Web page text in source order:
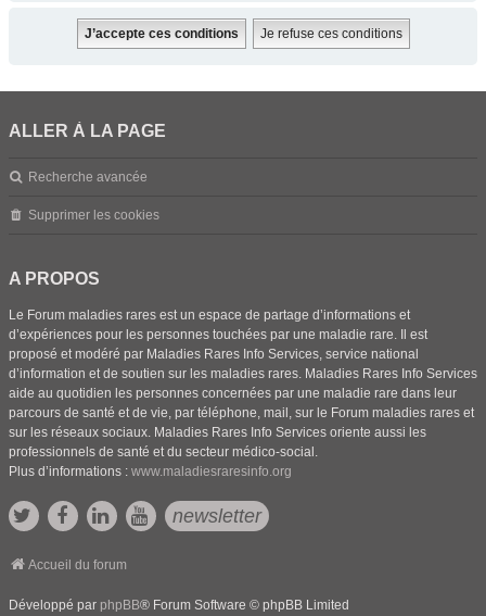
ALLER À LA PAGE
Recherche avancée
Supprimer les cookies
A PROPOS
Le Forum maladies rares est un espace de partage d’informations et
d’expériences pour les personnes touchées par une maladie rare. Il est
proposé et modéré par Maladies Rares Info Services, service national
d’information et de soutien sur les maladies rares. Maladies Rares Info Services
aide au quotidien les personnes concernées par une maladie rare dans leur
parcours de santé et de vie, par téléphone, mail, sur le Forum maladies rares et
sur les réseaux sociaux. Maladies Rares Info Services oriente aussi les
professionnels de santé et du secteur médico-social.
Plus d’informations : www.maladiesraresinfo.org
newsletter
Accueil du forum
Développé par phpBB® Forum Software © phpBB Limited